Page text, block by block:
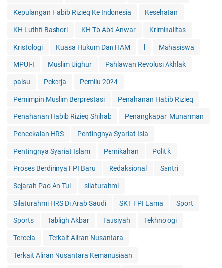
Kepulangan Habib Rizieq Ke Indonesia Kesehatan
KH Luthfi Bashori KH Tb Abd Anwar Kriminalitas
Kristologi Kuasa Hukum Dan HAM Mahasiswa
MPUI-I Muslim Uighur Pahlawan Revolusi Akhlak
palsu Pekerja Pemilu 2024
Pemimpin Muslim Berprestasi Penahanan Habib Rizieq
Penahanan Habib Rizieq Shihab Penangkapan Munarman
Pencekalan HRS Pentingnya Syariat Isla
Pentingnya Syariat Islam Pernikahan Politik
Proses Berdirinya FPI Baru Redaksional Santri
Sejarah Pao An Tui silaturahmi
Silaturahmi HRS Di Arab Saudi SKT FPI Lama Sport
Sports Tabligh Akbar Tausiyah Tekhnologi
Tercela Terkait Aliran Nusantara
Terkait Aliran Nusantara Kemanusiaan